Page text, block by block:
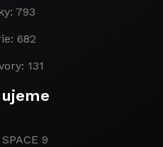
793
682
131
9